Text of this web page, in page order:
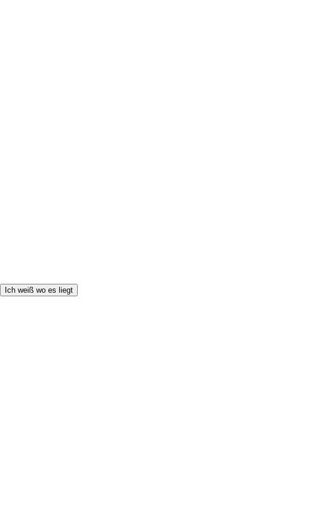
Ich weiß wo es liegt